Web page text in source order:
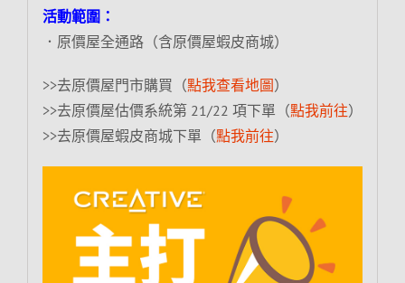
活動範圍：
．原價屋全通路（含原價屋蝦皮商城）
>>去原價屋門市購買（點我查看地圖）
>>去原價屋估價系統第 21/22 項下單（點我前往）
>>去原價屋蝦皮商城下單（點我前往）